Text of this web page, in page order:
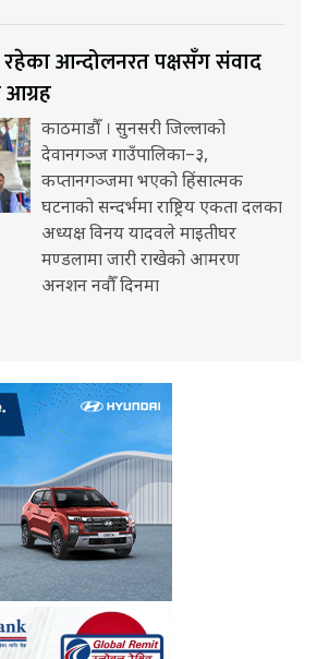
आन्दोलनरत पक्षसँग संवाद
काठमाडौँ । सुनसरी जिल्लाको
देवानगञ्ज गाउँपालिका–३,
कप्तानगञ्जमा भएको हिंसात्मक
घटनाको सन्दर्भमा राष्ट्रिय एकता दलका
अध्यक्ष विनय यादवले माइतीघर
मण्डलामा जारी राखेको आमरण
अनशन नवौँ दिनमा